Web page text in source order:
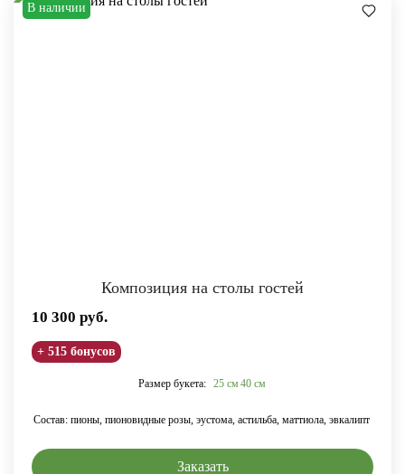
В наличии
Композиция на столы гостей
10 300 руб.
+ 515 бонусов
Размер букета: 25 см 40 см
Состав: пионы, пионовидные розы, эустома, астильба, маттиола, эвкалипт
Заказать